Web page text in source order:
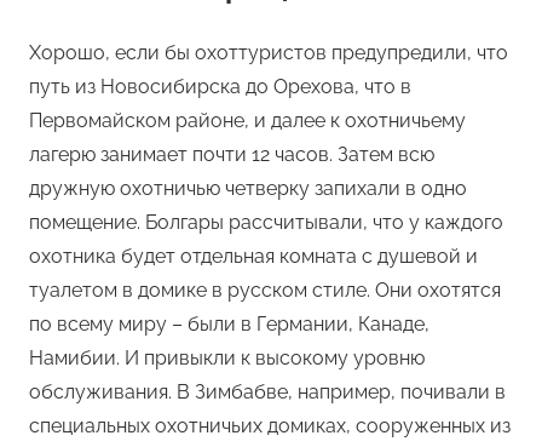
Хорошо, если бы охоттуристов предупредили, что
путь из Новосибирска до Орехова, что в
Первомайском районе, и далее к охотничьему
лагерю занимает почти 12 часов. Затем всю
дружную охотничью четверку запихали в одно
помещение. Болгары рассчитывали, что у каждого
охотника будет отдельная комната с душевой и
туалетом в домике в русском стиле. Они охотятся
по всему миру – были в Германии, Канаде,
Намибии. И привыкли к высокому уровню
обслуживания. В Зимбабве, например, почивали в
специальных охотничьих домиках, сооруженных из